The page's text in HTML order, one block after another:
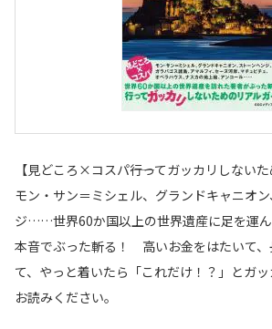
【見どころ×コスパ――行ってガッカリしない
モン・サン＝ミシェル、グランドキャニオ
ジ……世界60か国以上の世界遺産に足を運
本音でぶった斬る！ 高いお金をはたいて、
て、やっと着いたら「これだけ！？」とガ
お読みください。